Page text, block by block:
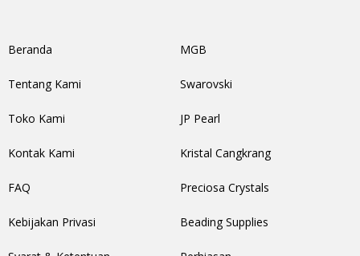
Beranda
Tentang Kami
Toko Kami
Kontak Kami
FAQ
Kebijakan Privasi
MGB
Swarovski
JP Pearl
Kristal Cangkrang
Preciosa Crystals
Beading Supplies